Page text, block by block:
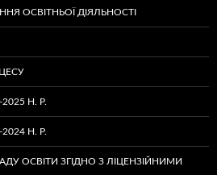
ОСВІТНЬОЇ ДІЯЛЬНОСТІ
Н. Р.
Н. Р.
ОСВІТИ ЗГІДНО З ЛІЦЕНЗІЙНИМИ